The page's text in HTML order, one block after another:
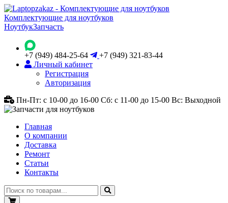
Комплектующие для ноутбуков
НоутбукЗапчасть
+7 (949) 484-25-64
+7 (949) 321-83-44
Личный кабинет
Регистрация
Авторизация
Пн-Пт: с 10-00 до 16-00 Сб: с 11-00 до 15-00 Вс: Выходной
Главная
О компании
Доставка
Ремонт
Статьи
Контакты